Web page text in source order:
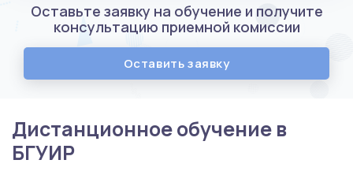
Оставьте заявку на обучение и получите
консультацию приемной комиссии
Оставить заявку
Дистанционное обучение в
БГУИР